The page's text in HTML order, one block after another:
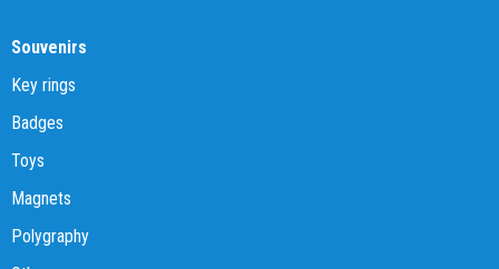
Souvenirs
Key rings
Badges
Toys
Magnets
Polygraphy